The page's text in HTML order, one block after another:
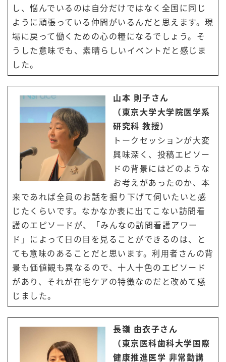
し、悩んでいるのは自分だけではなく全国に同じ
ように頑張っている仲間がいるんだと思えます。現
場に戻って働くための心の糧になるでしょう。そ
うした意味でも、素晴らしいイベントだと感じま
した。
山本 則子さん
（東京大学大学院医学系
研究科 教授）
トークセッションが大変
興味深く、投稿エピソー
ドの背景にはどのような
お考えがあったのか、本
来であれば全員のお話を掘り下げて伺いたいと感
じたくらいです。なかなか表に出てこない訪問看
護のエピソードが、「みんなの訪問看護アワー
ド」によって日の目を見ることができるのは、と
ても意味のあることだと思います。利用者さんの背
景も価値観も異なるので、十人十色のエピソード
があり、それが在宅ケアの特徴なのだと改めて感
じました。
長嶺 由衣子さん
（東京医科歯科大学国際
健康推進医学 非常勤講